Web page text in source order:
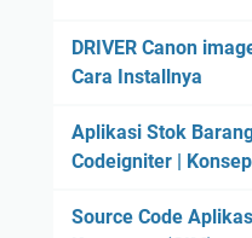
DRIVER Canon
Cara Installnya
Aplikasi Stok
Codeigniter |
Source Code